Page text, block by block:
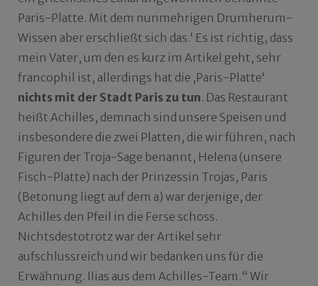
Paris-Platte. Mit dem nunmehrigen Drumherum-
Wissen aber erschließt sich das.‘ Es ist richtig, dass
mein Vater, um den es kurz im Artikel geht, sehr
francophil ist, allerdings hat die ‚Paris-Platte‘
nichts mit der Stadt Paris zu tun. Das Restaurant
heißt Achilles, demnach sind unsere Speisen und
insbesondere die zwei Platten, die wir führen, nach
Figuren der Troja-Sage benannt, Helena (unsere
Fisch-Platte) nach der Prinzessin Trojas, Paris
(Betonung liegt auf dem a) war derjenige, der
Achilles den Pfeil in die Ferse schoss.
Nichtsdestotrotz war der Artikel sehr
aufschlussreich und wir bedanken uns für die
Erwähnung. Ilias aus dem Achilles-Team.“ Wir